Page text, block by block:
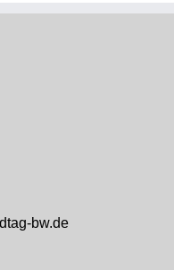
bw.de